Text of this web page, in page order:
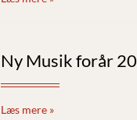
Ny Musik forår
Læs mere »